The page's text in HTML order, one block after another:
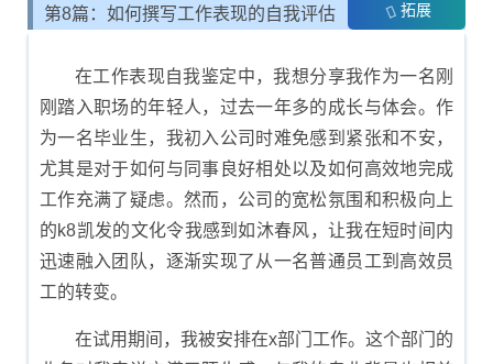
第8篇：如何撰写工作表现的自我评估 拓展
在工作表现自我鉴定中，我想分享我作为一名刚
刚踏入职场的年轻人，过去一年多的成长与体会。作
为一名毕业生，我初入公司时难免感到紧张和不安，
尤其是对于如何与同事良好相处以及如何高效地完成
工作充满了疑虑。然而，公司的宽松氛围和积极向上
的k8凯发的文化令我感到如沐春风，让我在短时间内
迅速融入团队，逐渐实现了从一名普通员工到高效员
工的转变。
在试用期间，我被安排在x部门工作。这个部门的